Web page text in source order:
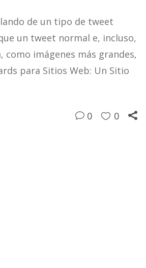
de un tipo de tweet
un tweet normal e, incluso,
imágenes más grandes,
para Sitios Web: Un Sitio
0 0